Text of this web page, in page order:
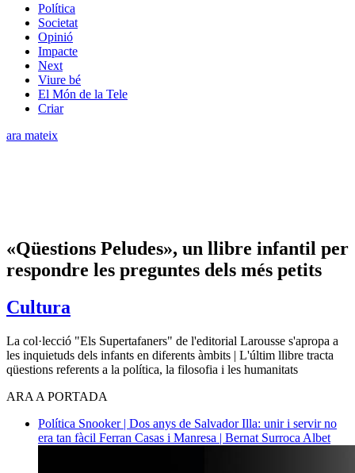
Política
Societat
Opinió
Impacte
Next
Viure bé
El Món de la Tele
Criar
ara mateix
«Qüestions Peludes», un llibre infantil per
respondre les preguntes dels més petits
Cultura
La col·lecció "Els Supertafaners" de l'editorial Larousse s'apropa a
les inquietuds dels infants en diferents àmbits | L'últim llibre tracta
qüestions referents a la política, la filosofia i les humanitats
ARA A PORTADA
Política Snooker | Dos anys de Salvador Illa: unir i servir no
era tan fàcil Ferran Casas i Manresa | Bernat Surroca Albet